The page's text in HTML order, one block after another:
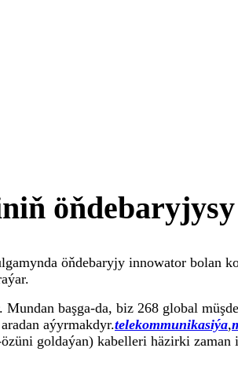
öňdebaryjy innowator bolan
başga-da, biz 268 global
aýyrmakdyr.telekommunikasiýa,
goldaýan) kabelleri häzirki zaman